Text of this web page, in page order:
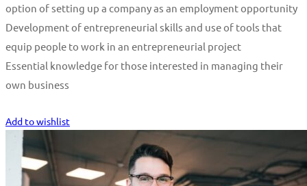
option of setting up a company as an employment opportunity
Development of entrepreneurial skills and use of tools that
equip people to work in an entrepreneurial project
Essential knowledge for those interested in managing their
own business
Add to wishlist